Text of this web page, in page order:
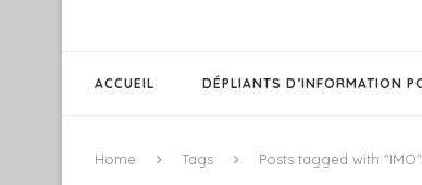
ACCUEIL DÉPLIANTS D’INFORMATION
Home Tags Posts tagged with "IMO"